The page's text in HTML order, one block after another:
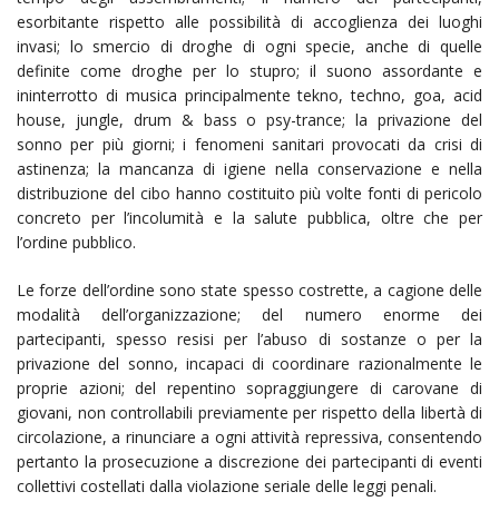
esorbitante rispetto alle possibilità di accoglienza dei luoghi
invasi; lo smercio di droghe di ogni specie, anche di quelle
definite come droghe per lo stupro; il suono assordante e
ininterrotto di musica principalmente tekno, techno, goa, acid
house, jungle, drum & bass o psy-trance; la privazione del
sonno per più giorni; i fenomeni sanitari provocati da crisi di
astinenza; la mancanza di igiene nella conservazione e nella
distribuzione del cibo hanno costituito più volte fonti di pericolo
concreto per l’incolumità e la salute pubblica, oltre che per
l’ordine pubblico.
Le forze dell’ordine sono state spesso costrette, a cagione delle
modalità dell’organizzazione; del numero enorme dei
partecipanti, spesso resisi per l’abuso di sostanze o per la
privazione del sonno, incapaci di coordinare razionalmente le
proprie azioni; del repentino sopraggiungere di carovane di
giovani, non controllabili previamente per rispetto della libertà di
circolazione, a rinunciare a ogni attività repressiva, consentendo
pertanto la prosecuzione a discrezione dei partecipanti di eventi
collettivi costellati dalla violazione seriale delle leggi penali.